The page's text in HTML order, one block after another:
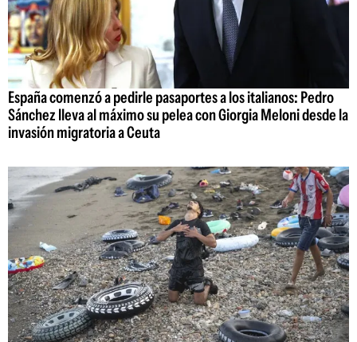
España comenzó a pedirle pasaportes a los italianos: Pedro
Sánchez lleva al máximo su pelea con Giorgia Meloni desde la
invasión migratoria a Ceuta